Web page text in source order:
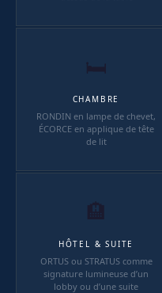
🛏
CHAMBRE
RONDIN en lampe de chevet,
ÉCORCE en applique de tête
de lit
🏨
HÔTEL & SUITE
ORTUS ou STRATUS comme
signature lumineuse d’un
lobby ou d’une suite